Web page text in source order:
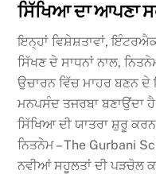
ਸਿੱਖਿਆ ਦਾ ਆਪਣਾ
ਇਨ੍ਹਾਂ ਵਿਸ਼ੇਸ਼ਤਾਵਾਂ,
ਸਿੱਖਣ ਦੇ ਸਾਧਨਾਂ ਨਾਲ,
ਉਚਾਰਨ ਵਿੱਚ ਮਾਹਰ ਬਣਨ
ਮਨਪਸੰਦ ਤਜਰਬਾ ਬਣਾਉਂਦਾ
ਸਿੱਖਿਆ ਦੀ ਯਾਤਰਾ ਸ਼ੁਰੂ
ਨਿਤਨੇਮ – The Gurbani
ਨਵੀਆਂ ਸਹੂਲਤਾਂ ਦੀ ਪੜਚੋਲ